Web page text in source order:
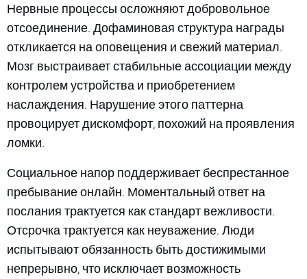
Нервные процессы осложняют добровольное
отсоединение. Дофаминовая структура награды
откликается на оповещения и свежий материал.
Мозг выстраивает стабильные ассоциации между
контролем устройства и приобретением
наслаждения. Нарушение этого паттерна
провоцирует дискомфорт, похожий на проявления
ломки.
Социальное напор поддерживает беспрестанное
пребывание онлайн. Моментальный ответ на
послания трактуется как стандарт вежливости.
Отсрочка трактуется как неуважение. Люди
испытывают обязанность быть достижимыми
непрерывно, что исключает возможность